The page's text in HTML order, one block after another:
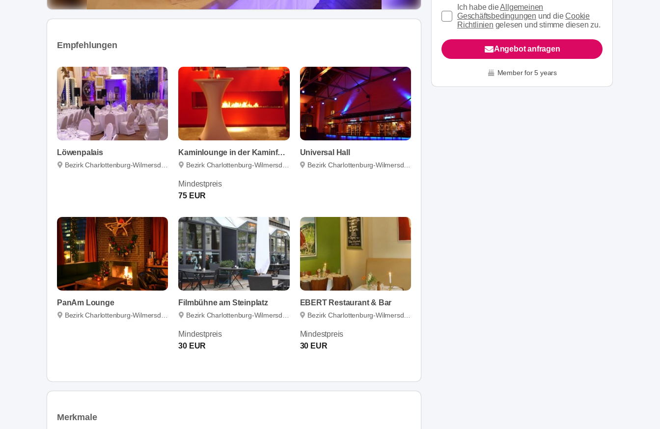
Empfehlungen
Löwenpalais
Bezirk Charlottenburg-Wilmersdorf
Kaminlounge in der Kaminfabrik
Bezirk Charlottenburg-Wilmersdorf
Mindestpreis
75 EUR
Universal Hall
Bezirk Charlottenburg-Wilmersdorf
PanAm Lounge
Bezirk Charlottenburg-Wilmersdorf
Filmbühne am Steinplatz
Bezirk Charlottenburg-Wilmersdorf
Mindestpreis
30 EUR
EBERT Restaurant & Bar
Bezirk Charlottenburg-Wilmersdorf
Mindestpreis
30 EUR
Merkmale
Ich habe dieAllgemeinen
Geschäftsbedingungen und dieCookie
Richtlinien gelesen und stimme diesen zu.
Angebot anfragen
Member for 5 years